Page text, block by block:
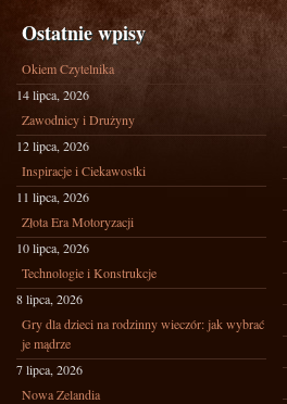
Ostatnie wpisy
Okiem Czytelnika
14 lipca, 2026
Zawodnicy i Drużyny
12 lipca, 2026
Inspiracje i Ciekawostki
11 lipca, 2026
Złota Era Motoryzacji
10 lipca, 2026
Technologie i Konstrukcje
8 lipca, 2026
Gry dla dzieci na rodzinny wieczór: jak wybrać
je mądrze
7 lipca, 2026
Nowa Zelandia